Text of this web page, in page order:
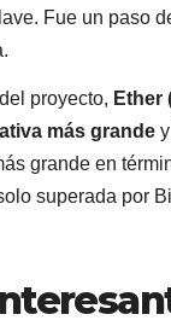
Fue un paso
proyecto, Ether
más grande
grande en
superada por